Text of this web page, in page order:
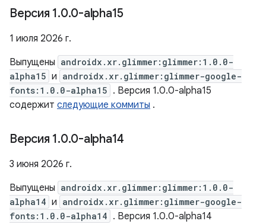
Версия 1.0.0-alpha15
1 июля 2026 г.
Выпущены androidx.xr.glimmer:glimmer:1.0.0-
alpha15 и androidx.xr.glimmer:glimmer-google-
fonts:1.0.0-alpha15 . Версия 1.0.0-alpha15
содержит следующие коммиты .
Версия 1.0.0-alpha14
3 июня 2026 г.
Выпущены androidx.xr.glimmer:glimmer:1.0.0-
alpha14 и androidx.xr.glimmer:glimmer-google-
fonts:1.0.0-alpha14 . Версия 1.0.0-alpha14